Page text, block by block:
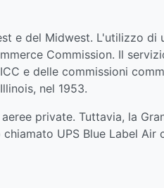
e del Midwest. L'utilizzo di
Commission. Il
e delle commissioni
nel 1953.
private. Tuttavia, la
UPS Blue Label Air